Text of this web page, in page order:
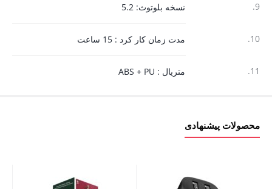
9. نسخه بلوتوث: 5.2
10. مدت زمان کار کرد : 15 ساعت
11. متریال : ABS + PU
محصولات پیشنهادی